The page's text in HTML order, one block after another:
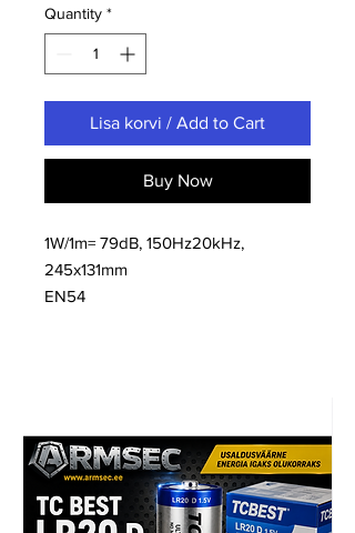
Quantity *
Lisa korvi / Add to Cart
Buy Now
1W/1m= 79dB, 150Hz20kHz,
245x131mm
EN54